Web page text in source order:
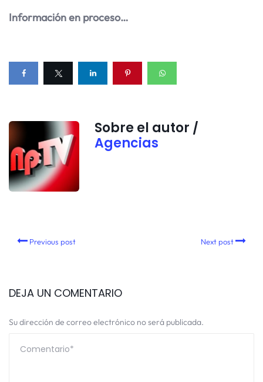
Información en proceso…
Sobre el autor /
Agencias
Previous post Next post
DEJA UN COMENTARIO
Su dirección de correo electrónico no será publicada.